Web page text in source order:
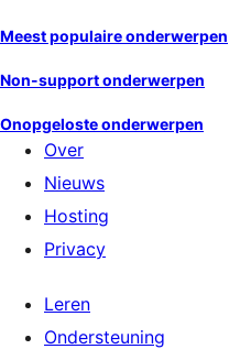
Meest populaire onderwerpen
Non-support onderwerpen
Onopgeloste onderwerpen
Over
Nieuws
Hosting
Privacy
Leren
Ondersteuning